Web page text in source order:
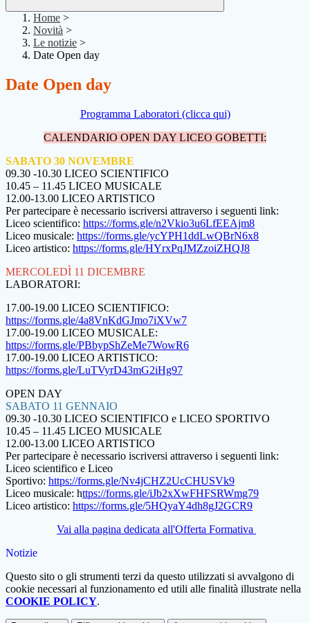
Home >
Novità >
Le notizie >
Date Open day
Date Open day
Programma Laboratori (clicca qui)
CALENDARIO OPEN DAY LICEO GOBETTI:
SABATO 30 NOVEMBRE
09.30 -10.30 LICEO SCIENTIFICO
10.45 – 11.45 LICEO MUSICALE
12.00-13.00 LICEO ARTISTICO
Per partecipare è necessario iscriversi attraverso i seguenti link:
Liceo scientifico: https://forms.gle/n2Vkio3u6LfEEAjm8
Liceo musicale: https://forms.gle/ycYPH1ddLwQBrN6x8
Liceo artistico: https://forms.gle/HYrxPqJMZzoiZHQJ8
MERCOLEDÌ 11 DICEMBRE
LABORATORI:
17.00-19.00 LICEO SCIENTIFICO:
https://forms.gle/4a8VnKdGJmo7iXVw7
17.00-19.00 LICEO MUSICALE:
https://forms.gle/PBbypShZeMe7WowR6
17.00-19.00 LICEO ARTISTICO:
https://forms.gle/LuTVyrD43mG2iHg97
OPEN DAY
SABATO 11 GENNAIO
09.30 -10.30 LICEO SCIENTIFICO e LICEO SPORTIVO
10.45 – 11.45 LICEO MUSICALE
12.00-13.00 LICEO ARTISTICO
Per partecipare è necessario iscriversi attraverso i seguenti link:
Liceo scientifico e Liceo
Sportivo: https://forms.gle/Nv4jCHZ2UcCHUSVk9
Liceo musicale: https://forms.gle/iJb2xXwFHFSRWmg79
Liceo artistico: https://forms.gle/5HQyaY4dh8gJ2GCR9
Vai alla pagina dedicata all'Offerta Formativa
Notizie
Questo sito o gli strumenti terzi da questo utilizzati si avvalgono di
cookie necessari al funzionamento ed utili alle finalità illustrate nella
COOKIE POLICY.